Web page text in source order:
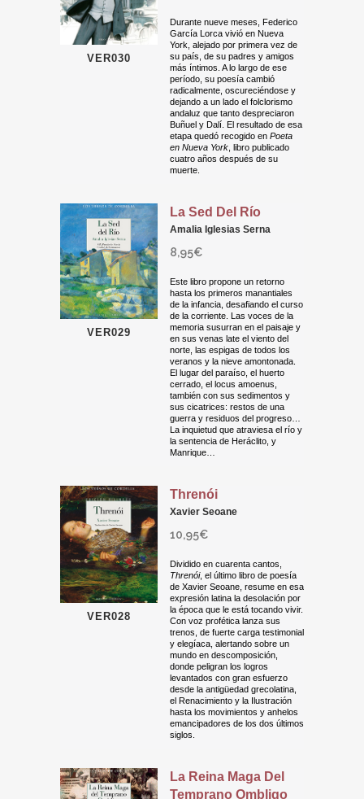
VER030
Durante nueve meses, Federico
García Lorca vivió en Nueva
York, alejado por primera vez de
su país, de su padres y amigos
más íntimos. A lo largo de ese
período, su poesía cambió
radicalmente, oscureciéndose y
dejando a un lado el folclorismo
andaluz que tanto despreciaron
Buñuel y Dalí. El resultado de esa
etapa quedó recogido en Poeta
en Nueva York , libro publicado
cuatro años después de su
muerte.
VER029
La Sed Del Río
Amalia Iglesias Serna
8,95€
Este libro propone un retorno
hasta los primeros manantiales
de la infancia, desafiando el curso
de la corriente. Las voces de la
memoria susurran en el paisaje y
en sus venas late el viento del
norte, las espigas de todos los
veranos y la nieve amontonada.
El lugar del paraíso, el huerto
cerrado, el locus amoenus,
también con sus sedimentos y
sus cicatrices: restos de una
guerra y residuos del progreso…
La inquietud que atraviesa el río y
la sentencia de Heráclito, y
Manrique…
VER028
Threnói
Xavier Seoane
10,95€
Dividido en cuarenta cantos,
Threnói, el último libro de poesía
de Xavier Seoane, resume en esa
expresión latina la desolación por
la época que le está tocando vivir.
Con voz profética lanza sus
trenos, de fuerte carga testimonial
y elegíaca, alertando sobre un
mundo en descomposición,
donde peligran los logros
levantados con gran esfuerzo
desde la antigüedad grecolatina,
el Renacimiento y la Ilustración
hasta los movimientos y anhelos
emancipadores de los dos últimos
siglos.
La Reina Maga Del
Temprano Ombligo